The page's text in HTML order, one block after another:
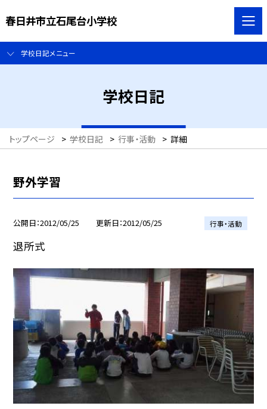
春日井市立石尾台小学校
学校日記メニュー
学校日記
トップページ > 学校日記 > 行事・活動 > 詳細
野外学習
公開日 2012/05/25 更新日 2012/05/25 行事・活動
退所式